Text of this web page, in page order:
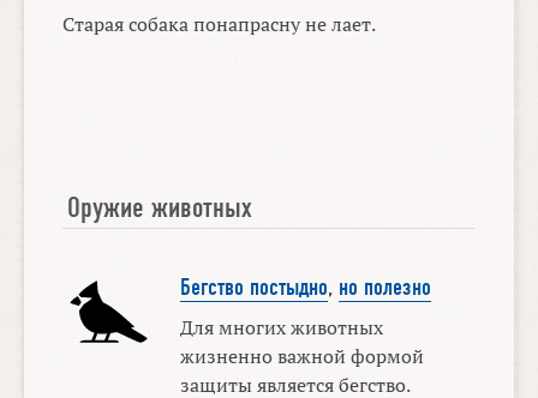
Старая собака понапрасну не лает.
Оружие животных
Бегство постыдно, но полезно
Для многих животных
жизненно важной формой
защиты является бегство.